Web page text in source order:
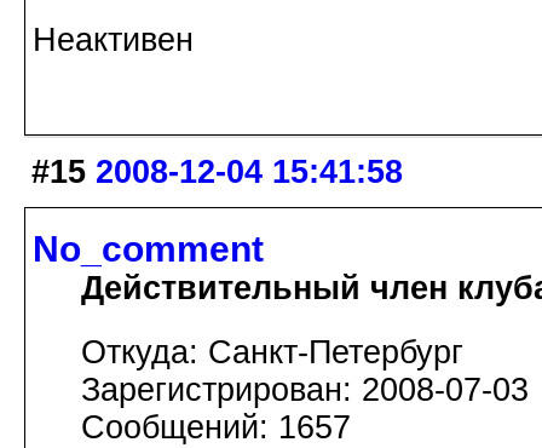
Неактивен
#15 2008-12-04 15:41:58
No_comment
Действительный член
Откуда: Санкт-Петербург
Зарегистрирован: 2008-07-03
Сообщений: 1657